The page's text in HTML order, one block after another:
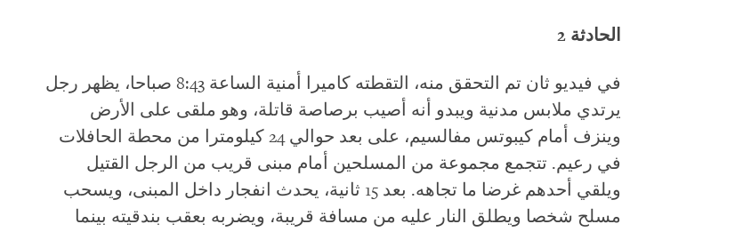
الحادثة 2
في فيديو ثان تم التحقق منه، التقطته كاميرا أمنية الساعة 8:43 صباحا، يظهر رجل
يرتدي ملابس مدنية ويبدو أنه أصيب برصاصة قاتلة، وهو ملقى على الأرض
وينزف أمام كيبوتس مفالسيم، على بعد حوالي 24 كيلومترا من محطة الحافلات
في رعيم. تتجمع مجموعة من المسلحين أمام مبنى قريب من الرجل القتيل
ويلقي أحدهم غرضا ما تجاهه. بعد 15 ثانية، يحدث انفجار داخل المبنى، ويسحب
مسلح شخصا ويطلق النار عليه من مسافة قريبة، ويضربه بعقب بندقيته بينما